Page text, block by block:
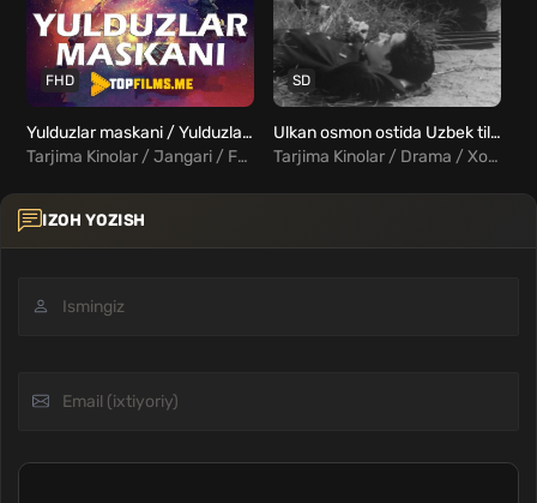
FHD
Yulduzlar maskani / Yulduzlar chegarasi Uzbek tilida
Tarjima Kinolar / Jangari / Fantastika / Xorij Kinolar Uzbek Tilida
SD
Ulkan osmon ostida Uzbek tilida
Tarjima Kinolar / Drama / Xorij Kinolar Uzbek Tilida
IZOH YOZISH